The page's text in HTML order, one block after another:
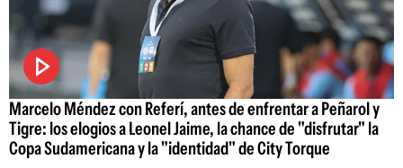
Marcelo Méndez con Referí, antes de enfrentar a Peñarol y
Tigre: los elogios a Leonel Jaime, la chance de "disfrutar" la
Copa Sudamericana y la "identidad" de City Torque